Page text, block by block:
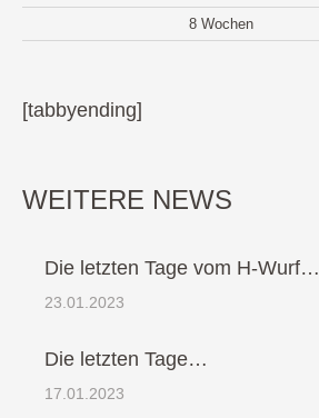
8 Wochen
[tabbyending]
WEITERE NEWS
Die letzten Tage vom H-Wurf…
23.01.2023
Die letzten Tage…
17.01.2023